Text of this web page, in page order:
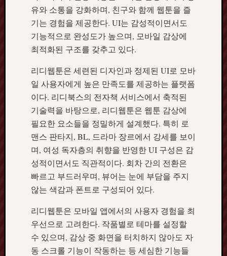
유와 소통을 강화하며, 친구와 함께 웹툰을 즐
기는 경험을 제공한다. UI는 감성적이면서도
기능적으로 완성도가 높으며, 모바일 감상에
최적화된 구조를 갖추고 있다.
리디웹툰은 세련된 디자인과 정제된 UI로 모바
일 사용자에게 높은 만족도를 제공하는 플랫폼
이다. 리디북스의 전자책 서비스에서 축적된
기술력을 바탕으로, 리디웹툰은 웹툰 감상에
필요한 요소들을 정밀하게 설계했다. 특히 로
맨스 판타지, BL, 드라마 장르에서 강세를 보이
며, 여성 독자층의 취향을 반영한 UI 구성은 감
성적이면서도 직관적이다. 회차 간의 전환은
빠르고 부드러우며, 뷰어는 눈에 부담을 주지
않는 색감과 폰트로 구성되어 있다.
리디웹툰은 모바일 앱에서의 사용자 경험을 최
우선으로 고려한다. 작품별로 테마를 설정할
수 있으며, 감상 중 화면을 터치하지 않아도 자
동 스크롤 기능이 작동하는 등 세심한 기능들